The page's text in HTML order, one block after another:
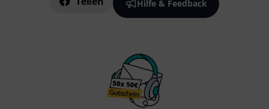
Hilfe & Feedback